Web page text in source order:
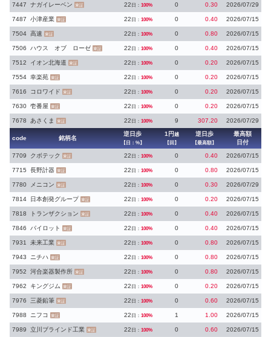
7447 ナガイレーベン 東証 22 日： 100% 0 0.30 2026/07/29
7487 小津産業 東証 22 日： 100% 0 0.40 2026/07/15
7504 高速 東証 22 日： 100% 0 0.80 2026/07/15
7506 ハウス オブ ローゼ 東証 22 日： 100% 0 0.40 2026/07/15
7512 イオン北海道 東証 22 日： 100% 0 0.20 2026/07/15
7554 幸楽苑 東証 22 日： 100% 0 0.20 2026/07/15
7616 コロワイド 東証 22 日： 100% 0 0.20 2026/07/15
7630 壱番屋 東証 22 日： 100% 0 0.20 2026/07/15
7678 あさくま 東証 22 日： 100% 9 307.20 2026/07/29
code 銘柄名
逆日歩
【日：%】
1円 越
【回】
逆日歩
【最高額】
最高額
日付
7709
クボテック 東証 22 日： 100% 0 0.40 2026/07/15
7715 長野計器 東証 22 日： 100% 0 0.80 2026/07/15
7780 メニコン 東証 22 日： 100% 0 0.30 2026/07/29
7814 日本創発グループ 東証 22 日： 100% 0 0.20 2026/07/15
7818 トランザクション 東証 22 日： 100% 0 0.40 2026/07/15
7846 パイロット 東証 22 日： 100% 0 0.40 2026/07/15
7931 未来工業 東証 22 日： 100% 0 0.80 2026/07/15
7943 ニチハ 東証 22 日： 100% 0 0.80 2026/07/15
7952 河合楽器製作所 東証 22 日： 100% 0 0.80 2026/07/15
7962 キングジム 東証 22 日： 100% 0 0.20 2026/07/15
7976 三菱鉛筆 東証 22 日： 100% 0 0.60 2026/07/15
7988 ニフコ 東証 22 日： 100% 1 1.00 2026/07/15
7989 立川ブラインド工業 東証 22 日： 100% 0 0.60 2026/07/15